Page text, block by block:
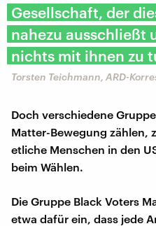
Gesellschaft, der
nahezu ausschließt
nichts mit ihnen zu
Torsten Teichmann, ARD-
Doch verschiedene
Matter-Bewegung zählen,
etliche Menschen in den
beim Wählen.
Die Gruppe Black Voters
etwa dafür ein, dass jede